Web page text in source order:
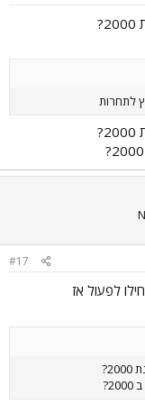
לתחרות
#17
לפעול אז